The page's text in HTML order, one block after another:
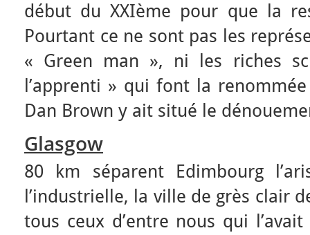
début du XXIème pour que la
Pourtant ce ne sont pas les
« Green man », ni les riches
l’apprenti » qui font la
Dan Brown y ait situé le
Glasgow
80 km séparent Edimbourg
l’industrielle, la ville de grès clair
tous ceux d’entre nous qui